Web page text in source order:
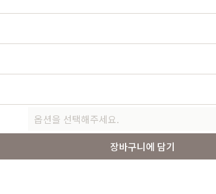
옵션을 선택해주세요.
장바구니에 담기